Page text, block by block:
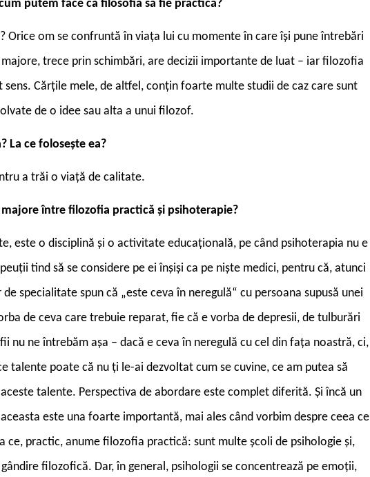
putem face ca filosofia să fie practică?
Orice om se confruntă în viața lui cu momente în care își pune întrebări
trece prin schimbări, are decizii importante de luat – iar filozofia
Cărțile mele, de altfel, conțin foarte multe studii de caz care sunt
de o idee sau alta a unui filozof.
La ce folosește ea?
a trăi o viață de calitate.
între filozofia practică și psihoterapie?
este o disciplină și o activitate educațională, pe când psihoterapia nu e
tind să se considere pe ei înșiși ca pe niște medici, pentru că, atunci
specialitate spun că „este ceva în neregulă“ cu persoana supusă unei
de ceva care trebuie reparat, fie că e vorba de depresii, de tulburări
nu ne întrebăm așa – dacă e ceva în neregulă cu cel din fața noastră, ci,
talente poate că nu ți le-ai dezvoltat cum se cuvine, ce am putea să
talente. Perspectiva de abordare este complet diferită. Și încă un
este una foarte importantă, mai ales când vorbim despre ceea ce
ce, practic, anume filozofia practică: sunt multe școli de psihologie și,
filozofică. Dar, în general, psihologii se concentrează pe emoții,